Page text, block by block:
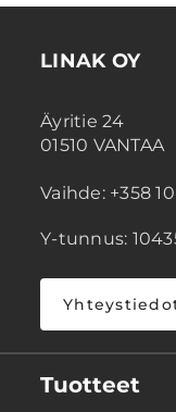
LINAK OY
Äyritie 24
01510 VANTAA
Vaihde: +358
Y-tunnus:
Tuotteet